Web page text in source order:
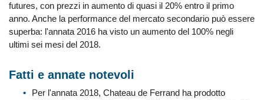
futures, con prezzi in aumento di quasi il 20% entro il primo
anno. Anche la performance del mercato secondario può essere
superba: l'annata 2016 ha visto un aumento del 100% negli
ultimi sei mesi del 2018.
Fatti e annate notevoli
Per l'annata 2018, Chateau de Ferrand ha prodotto